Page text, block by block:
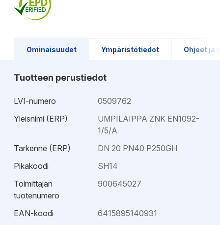
Ominaisuudet Ympäristötiedot Ohjeet ja
Tuotteen perustiedot
LVI-numero
0509762
Yleisnimi (ERP)
UMPILAIPPA ZNK EN1092-
1/5/A
Tarkenne (ERP)
DN 20 PN40 P250GH
Pikakoodi
SH14
Toimittajan
tuotenumero
900645027
EAN-koodi
6415895140931